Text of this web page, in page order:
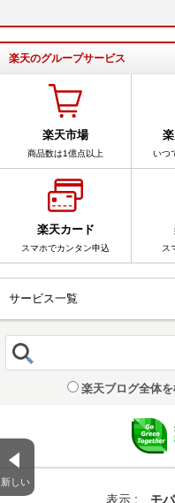
新しい
楽天のグループサービス
楽天市場
商品数は1億点以上 いつ
楽天カード
スマホでカンタン申込 ス
サービス一覧
楽天ブログ全体
表示 : モ